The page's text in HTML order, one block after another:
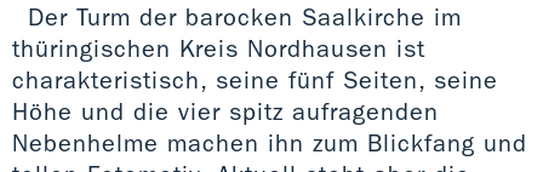
Der Turm der barocken Saalkirche im
thüringischen Kreis Nordhausen ist
charakteristisch, seine fünf Seiten, seine
Höhe und die vier spitz aufragenden
Nebenhelme machen ihn zum Blickfang und